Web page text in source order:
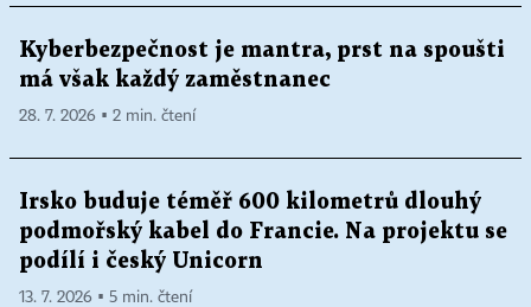
Kyberbezpečnost je mantra, prst na spoušti
má však každý zaměstnanec
28. 7. 2026 ▪ 2 min. čtení
Irsko buduje téměř 600 kilometrů dlouhý
podmořský kabel do Francie. Na projektu se
podílí i český Unicorn
13. 7. 2026 ▪ 5 min. čtení